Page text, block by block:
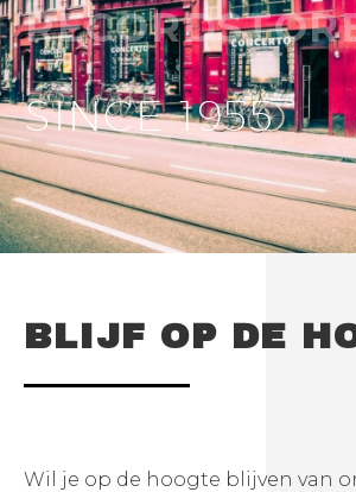
SINCE 1955
BLIJF OP DE
Wil je op de hoogte blijven van